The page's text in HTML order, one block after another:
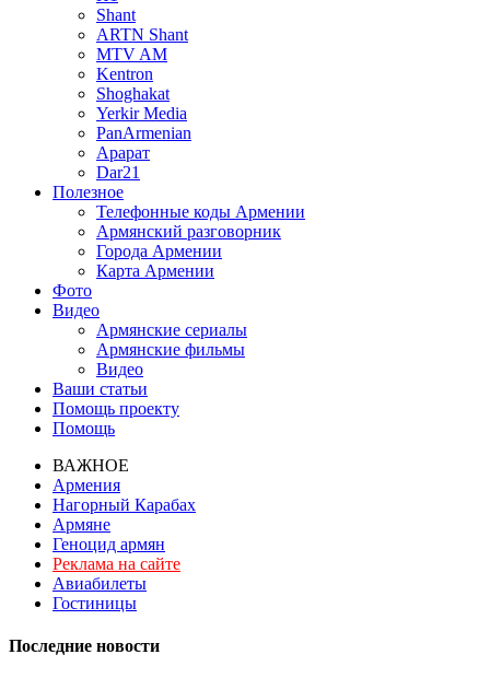
Shant
ARTN Shant
MTV AM
Kentron
Shoghakat
Yerkir Media
PanArmenian
Арарат
Dar21
Полезное
Телефонные коды Армении
Армянский разговорник
Города Армении
Карта Армении
Фото
Видео
Армянские сериалы
Армянские фильмы
Видео
Ваши статьи
Помощь проекту
Помощь
ВАЖНОЕ
Армения
Нагорный Карабах
Армяне
Геноцид армян
Реклама на сайте
Авиабилеты
Гостиницы
Последние новости